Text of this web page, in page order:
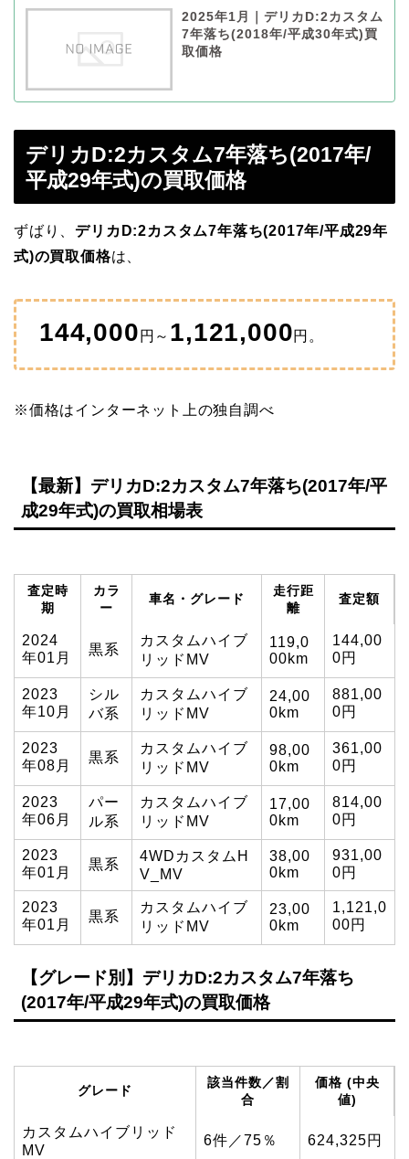
2025年1月｜デリカD:2カスタム
7年落ち(2018年/平成30年式)買
取価格
デリカD:2カスタム7年落ち(2017年/
平成29年式)の買取価格
ずばり、 デリカD:2カスタム7年落ち(2017年/平成29年
式)の買取価格は、
144,000 円～ 1,121,000円。
※価格はインターネット上の独自調べ
【最新】デリカD:2カスタム7年落ち(2017年/平
成29年式)の買取相場表
査定時
期
カラ
ー
車名・グレード
走行距
離
査定額
2024
年01月
黒系
カスタムハイブ
リッドMV
119,0
00km
144,00
0円
2023
年10月
シル
バ系
カスタムハイブ
リッドMV
24,00
0km
881,00
0円
2023
年08月
黒系
カスタムハイブ
リッドMV
98,00
0km
361,00
0円
2023
年06月
パー
ル系
カスタムハイブ
リッドMV
17,00
0km
814,00
0円
2023
年01月
黒系
4WDカスタムH
V_MV
38,00
0km
931,00
0円
2023
年01月
黒系
カスタムハイブ
リッドMV
23,00
0km
1,121,0
00円
【グレード別】デリカD:2カスタム7年落ち
(2017年/平成29年式)の買取価格
グレード
該当件数／割
合
価格 (中央
値)
カスタムハイブリッド
MV
6件／75％ 624,325円